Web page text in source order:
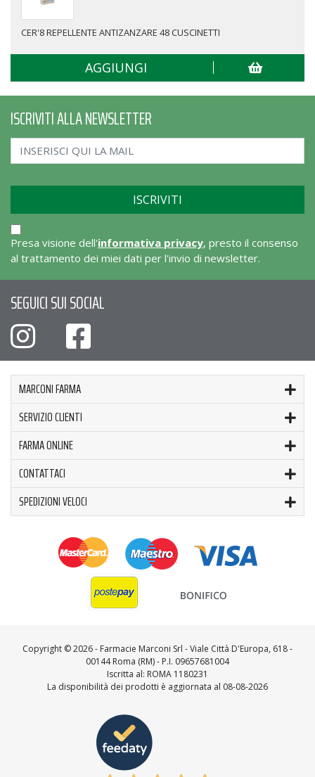
CER'8 REPELLENTE ANTIZANZARE 48 CUSCINETTI
AGGIUNGI
ISCRIVITI ALLA NEWSLETTER
Presa visione dell'informativa privacy, presto il consenso
al trattamento dei miei dati per l'invio di newsletter.
SEGUICI SUI SOCIAL
MARCONI FARMA
SERVIZIO CLIENTI
FARMA ONLINE
CONTATTACI
SPEDIZIONI VELOCI
Copyright ©2026 - Farmacie Marconi Srl - Viale Città D'Europa, 618 -
00144 Roma (RM) - P.I. 09657681004
Iscritta al: ROMA 1180231
La disponibilità dei prodotti è aggiornata al 08-08-2026